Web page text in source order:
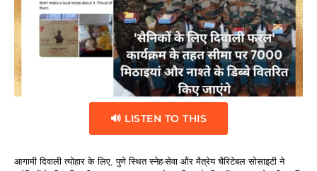
🔊 LISTEN TO THIS
आगामी दिवाली त्योहार के लिए, पुणे स्थित स्नेह-सेवा और मैत्रेय चैरिटेबल सोसाइटी ने